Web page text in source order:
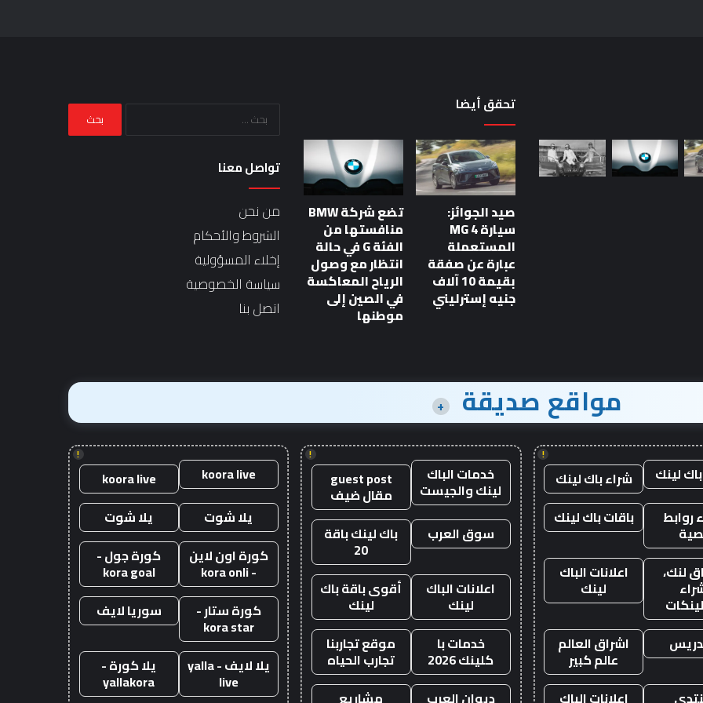
تحقق أيضا
صيد الجوائز:
سيارة MG 4
المستعملة
عبارة عن صفقة
بقيمة 10 آلاف
جنيه إسترليني
تضع شركة BMW
منافستها من
الفئة G في حالة
انتظار مع وصول
الرياح المعاكسة
في الصين إلى
موطنها
البحث
تواصل معنا
من نحن
الشروط والأحكام
إخلاء المسؤولية
سياسة الخصوصية
اتصل بنا
مواقع صديقة +
!
لينك
شراء باك لينك
روابط
باقات باك لينك
لنك، اعلانات الباك
لينك
اشراق العالم
عالم كبير
!
خدمات الباك
لينك والجيست guest post
مقال ضيف
سوق العرب
باك لينك باقة
20
اعلانات الباك
لينك
أقوى باقة باك
لينك
خدمات با
كلينك 2026
موقع تجاربنا
تجارب الحياه
!
koora live
koora live
يلا شوت
يلا شوت
كورة اون لاين
- kora onli
كورة جول -
kora goal
كورة ستار -
kora star
سوريا لايف
يلا لايف - yalla
live
يلا كورة -
yallakora